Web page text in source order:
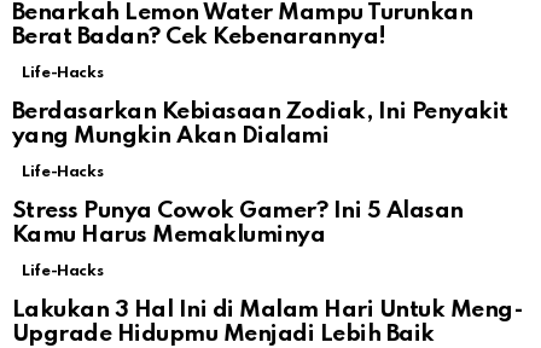
Benarkah Lemon Water Mampu Turunkan
Berat Badan? Cek Kebenarannya!
Life-Hacks
Berdasarkan Kebiasaan Zodiak, Ini Penyakit
yang Mungkin Akan Dialami
Life-Hacks
Stress Punya Cowok Gamer? Ini 5 Alasan
Kamu Harus Memakluminya
Life-Hacks
Lakukan 3 Hal Ini di Malam Hari Untuk Meng-
Upgrade Hidupmu Menjadi Lebih Baik